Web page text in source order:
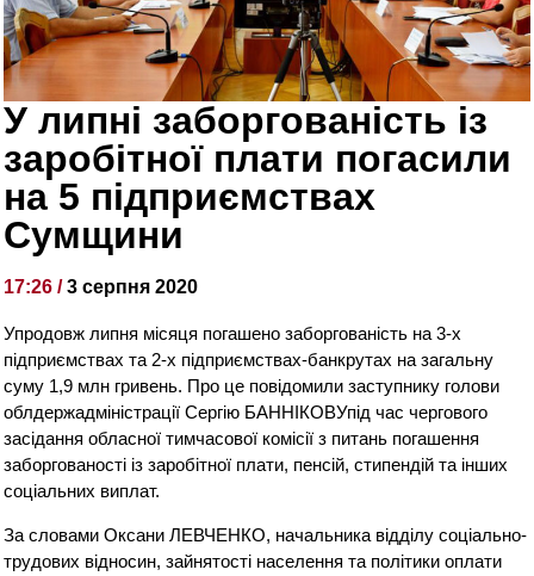
У липні заборгованість із
заробітної плати погасили
на 5 підприємствах
Сумщини
17:26 /3 серпня 2020
Упродовж липня місяця погашено заборгованість на 3-х
підприємствах та 2-х підприємствах-банкрутах на загальну
суму 1,9 млн гривень. Про це повідомили заступнику голови
облдержадміністрації Сергію БАННІКОВУпід час чергового
засідання обласної тимчасової комісії з питань погашення
заборгованості із заробітної плати, пенсій, стипендій та інших
соціальних виплат.
За словами Оксани ЛЕВЧЕНКО, начальника відділу соціально-
трудових відносин, зайнятості населення та політики оплати